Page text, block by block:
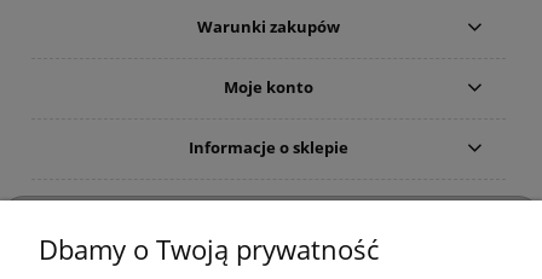
Warunki zakupów
Moje konto
Informacje o sklepie
Sklep internetowy Shoper.pl
Dbamy o Twoją prywatność